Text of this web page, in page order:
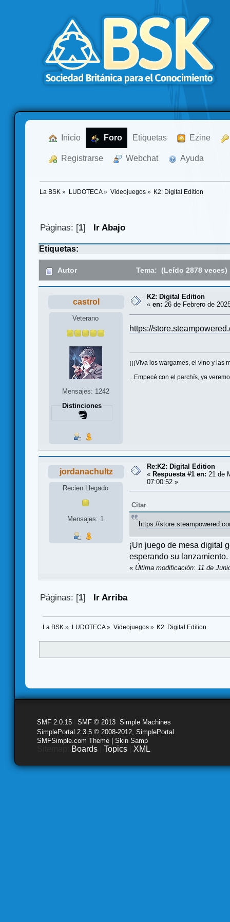
Inicio Foro Etiquetas Ezine
Registrarse Webchat Ayuda
La BSK » LUDOTECA» Videojuegos» K2: Digital Edition
Páginas: [1] Ir Abajo
Etiquetas:
Autor Tema: (Leído 2878 veces)
castrol
Veterano
Mensajes: 1242
Distinciones
K2: Digital Edition
« en: 26 de Febrero de
https://
¡¡¡Viva los wargames, el vino y las
...Empecé con el parchís, ya
jordanachultz
Recien Llegado
Mensajes: 1
Re:K2: Digital Edition
« Respuesta #1 en: 21 de
07:00:52 »
Citar
https://
¡Un juego de mesa digital
esperando su lanzamiento.
« Última modificación: 11 de
Páginas: [1] Ir Arriba
La BSK » LUDOTECA» Videojuegos» K2: Digital Edition
SMF 2.0.15 SMF © 2013 Simple Machines
SimplePortal 2.3.5 © 2008-2012, SimplePortal
SMFSimple.com Theme | Skin Samp
Boards Topics XML